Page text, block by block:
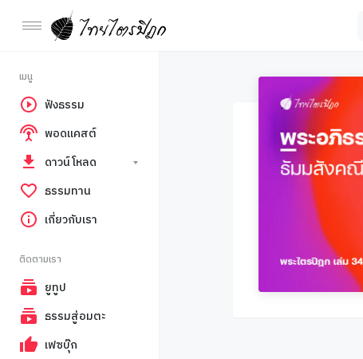
เมนู
ฟังธรรม
พอดแคสต์
ดาวน์โหลด
ธรรมทาน
เกี่ยวกับเรา
ติดตามเรา
ยูทูป
ธรรมสู่อมตะ
เฟซบุ๊ก